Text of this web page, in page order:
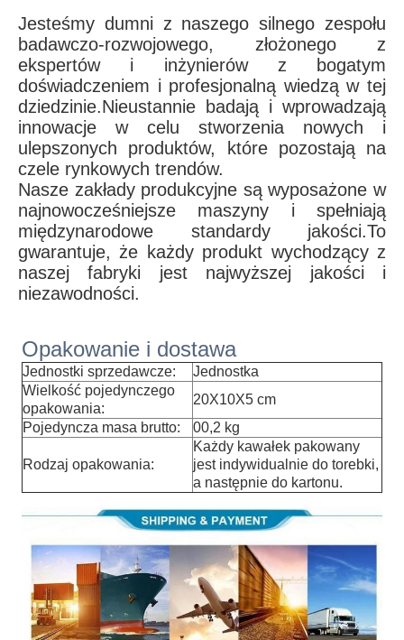
Jesteśmy dumni z naszego silnego zespołu
badawczo-rozwojowego, złożonego z
ekspertów i inżynierów z bogatym
doświadczeniem i profesjonalną wiedzą w tej
dziedzinie.Nieustannie badają i wprowadzają
innowacje w celu stworzenia nowych i
ulepszonych produktów, które pozostają na
czele rynkowych trendów.
Nasze zakłady produkcyjne są wyposażone w
najnowocześniejsze maszyny i spełniają
międzynarodowe standardy jakości.To
gwarantuje, że każdy produkt wychodzący z
naszej fabryki jest najwyższej jakości i
niezawodności.
Opakowanie i dostawa
Jednostki sprzedawcze:
Jednostka
Wielkość pojedynczego
opakowania:
20X10X5 cm
Pojedyncza masa brutto:
00,2 kg
Rodzaj opakowania:
Każdy kawałek pakowany
jest indywidualnie do torebki,
a następnie do kartonu.